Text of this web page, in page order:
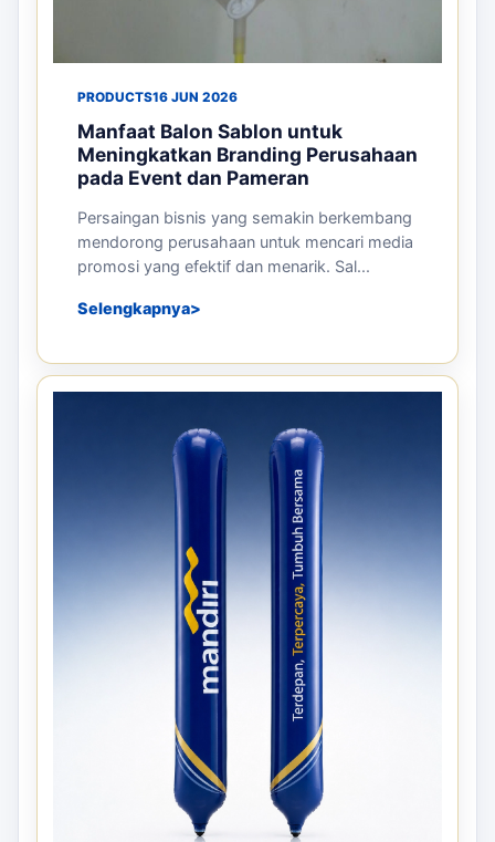
PRODUCTS16 JUN 2026
Manfaat Balon Sablon untuk
Meningkatkan Branding Perusahaan
pada Event dan Pameran
Persaingan bisnis yang semakin berkembang
mendorong perusahaan untuk mencari media
promosi yang efektif dan menarik. Sal...
Selengkapnya